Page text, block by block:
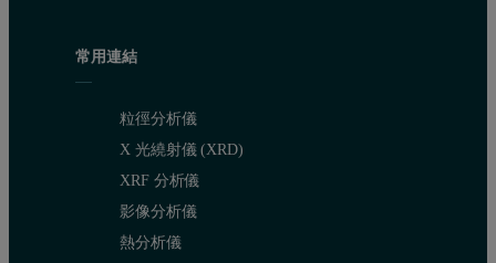
常用連結
粒徑分析儀
X 光繞射儀 (XRD)
XRF 分析儀
影像分析儀
熱分析儀